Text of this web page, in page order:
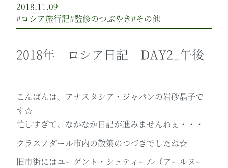
2018.11.09
#ロシア旅行記#監修のつぶやき#その他
2018年 ロシア日記 DAY2_午後
こんばんは、アナスタシア・ジャパンの岩砂晶子で
す☆
忙しすぎて、なかなか日記が進みませんねぇ・・・
クラスノダール市内の散策のつづきでしたね☆
旧市街にはユーゲント・シュティール（アールヌー